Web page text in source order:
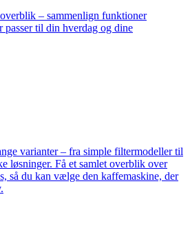
– sammenlign funktioner
passer til din hverdag og dine
varianter – fra simple filtermodeller til
løsninger. Få et samlet overblik over
så du kan vælge den kaffemaskine, der